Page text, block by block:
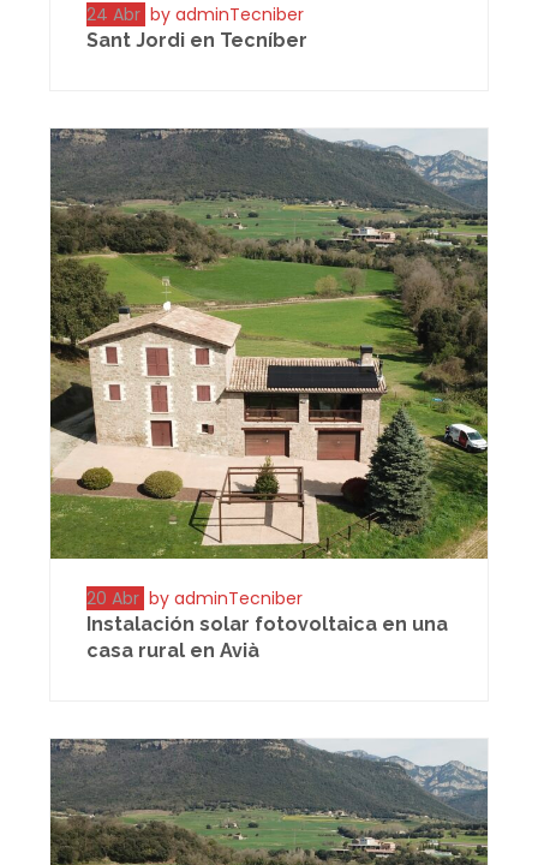
24 Abr by adminTecniber
Sant Jordi en Tecníber
20 Abr by adminTecniber
Instalación solar fotovoltaica en una
casa rural en Avià